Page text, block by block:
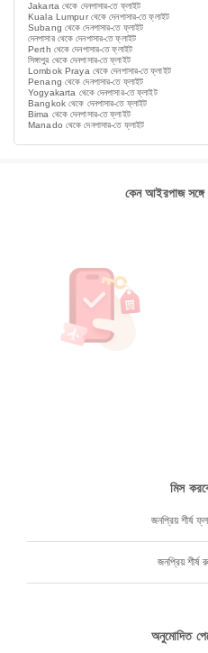
Jakarta থেকে দেনপাসার-তে ফ্লাইট
Kuala Lumpur থেকে দেনপাসার-তে ফ্লাইট
Subang থেকে দেনপাসার-তে ফ্লাইট
দেনপাসার থেকে দেনপাসার-তে ফ্লাইট
Perth থেকে দেনপাসার-তে ফ্লাইট
সিঙ্গাপুর থেকে দেনপাসার-তে ফ্লাইট
Lombok Praya থেকে দেনপাসার-তে ফ্লাইট
Penang থেকে দেনপাসার-তে ফ্লাইট
Yogyakarta থেকে দেনপাসার-তে ফ্লাইট
Bangkok থেকে দেনপাসার-তে ফ্লাইট
Bima থেকে দেনপাসার-তে ফ্লাইট
Manado থেকে দেনপাসার-তে ফ্লাইট
কেন আইরপাজ
মিস
জনপ্রিয় শীর্ষ
জনপ্রিয় শীর্ষ
অনুমোদিত